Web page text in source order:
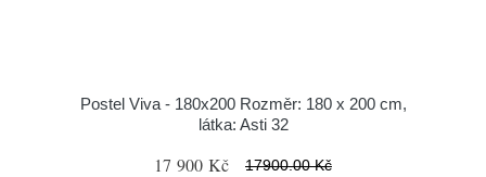
Postel Viva - 180x200 Rozměr: 180 x 200 cm,
látka: Asti 32
17 900 Kč 17900.00 Kč